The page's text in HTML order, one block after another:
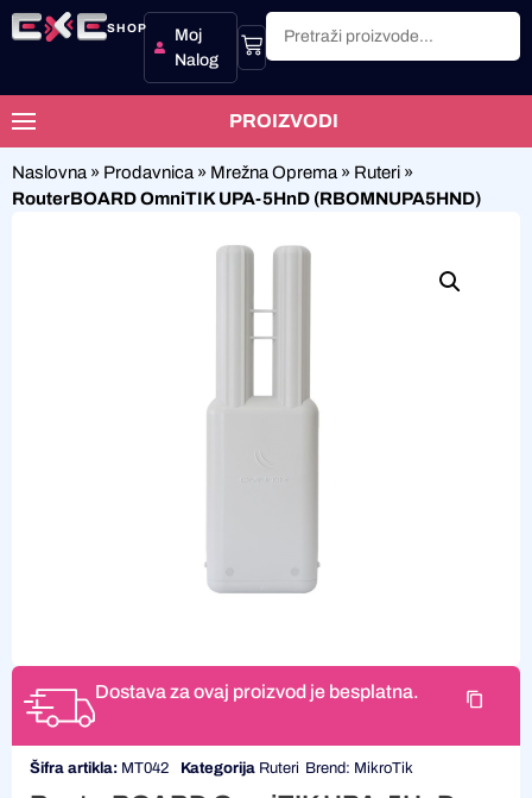
SHOP
Moj
Nalog
PROIZVODI
Naslovna » Prodavnica » Mrežna Oprema » Ruteri »
RouterBOARD OmniTIK UPA-5HnD (RBOMNUPA5HND)
Dostava za ovaj proizvod je besplatna.
Šifra artikla: MT042 Kategorija Ruteri Brend: MikroTik